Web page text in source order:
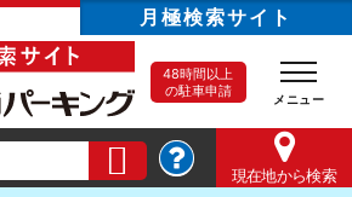
月極検索サイト
48時間以上
の駐車申請
現在地から検索